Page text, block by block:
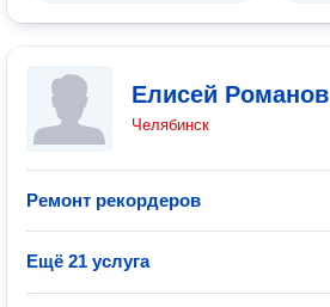
Елисей Романов
Челябинск
Ремонт рекордеров
Ещё 21 услуга